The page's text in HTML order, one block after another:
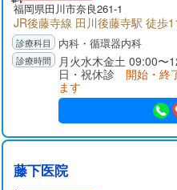
福岡県田川市奈良261-1
JR後藤寺線 田川後藤寺駅 徒歩
内科・循環器内科
月火水木金土 09:00
日・祝休診 開始・終
ます
藤下医院